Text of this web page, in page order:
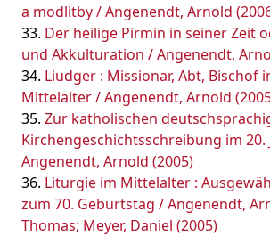
a modlitby / Angenendt, Arnold
Der heilige Pirmin in seiner Zeit
und Akkulturation / Angenendt,
Liudger : Missionar, Abt, Bischof
Mittelalter / Angenendt, Arnold
Zur katholischen
Kirchengeschichtsschreibung im
Angenendt, Arnold (2005)
Liturgie im Mittelalter :
zum 70. Geburtstag / Angenendt,
Thomas; Meyer, Daniel (2005)